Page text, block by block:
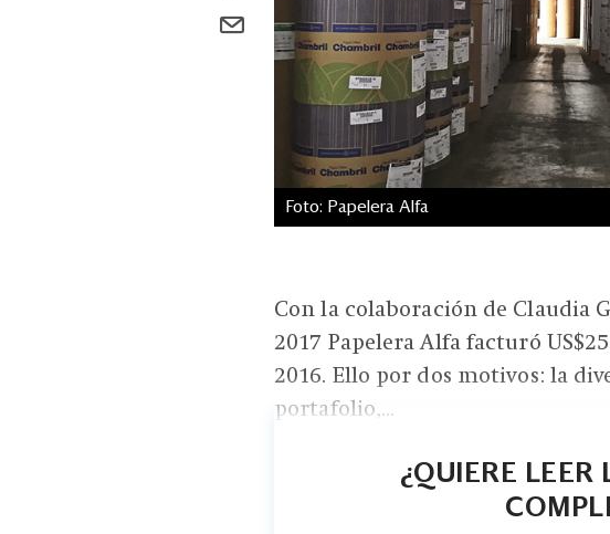
Foto: Papelera Alfa
Con la colaboración de
2017 Papelera Alfa facturó
2016. Ello por dos motivos: la
portafolio,...
¿QUIERE LEER